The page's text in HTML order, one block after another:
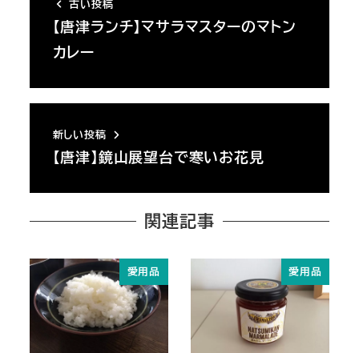
古い投稿
【唐津ランチ】マサラマスターのマトン
カレー
新しい投稿
【唐津】鏡山展望台で寒いお花見
関連記事
愛用品 愛用品